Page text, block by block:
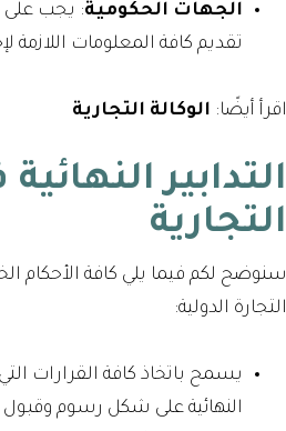
الجهات الحكومية: يجب على
تقديم كافة المعلومات اللازمة
اقرأ أيضًا: الوكالة التجارية
التدابير
التجارية
سنوضح لكم فيما يلي كافة الأحكام
التجارة الدولية:
يسمح باتخاذ كافة القرارات
النهائية على شكل رسوم